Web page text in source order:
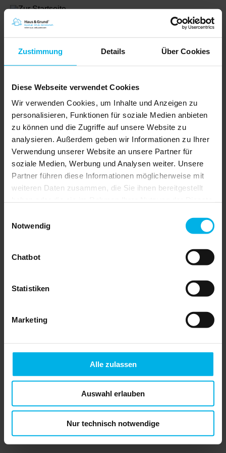
Zustimmung Details Über Cookies
Diese Webseite verwendet Cookies
Wir verwenden Cookies, um Inhalte und Anzeigen zu
personalisieren, Funktionen für soziale Medien anbieten
zu können und die Zugriffe auf unsere Website zu
analysieren. Außerdem geben wir Informationen zu Ihrer
Verwendung unserer Website an unsere Partner für
soziale Medien, Werbung und Analysen weiter. Unsere
Partner führen diese Informationen möglicherweise mit
weiteren Daten zusammen, die Sie ihnen bereitgestellt
Notwendig
Chatbot
Statistiken
Marketing
Alle zulassen
Auswahl erlauben
Nur technisch notwendige
Artikel | € 0,00
Übertragung und Vererbung von
Versandkosten
» Leseprobe anzeigen
Autor: RA Dr. Hans Reinold Horst
Inhalt
Die Broschüre widmet sich neben der
lebzeitigen Übertragung des eigenen
Vermögens an die (späteren) Erben und